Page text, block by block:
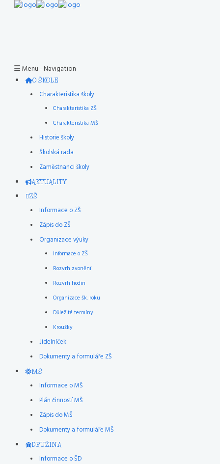
Menu -Navigation
O ŠKOLE
Charakteristika školy
Charakteristika ZŠ
Charakteristika MŠ
Historie školy
Školská rada
Zaměstnanci školy
AKTUALITY
ZŠ
Informace o ZŠ
Zápis do ZŠ
Organizace výuky
Informace o ZŠ
Rozvrh zvonění
Rozvrh hodin
Organizace šk. roku
Důležité termíny
Kroužky
Jídelníček
Dokumenty a formuláře ZŠ
MŠ
Informace o MŠ
Plán činností MŠ
Zápis do MŠ
Dokumenty a formuláře MŠ
DRUŽINA
Informace o ŠD